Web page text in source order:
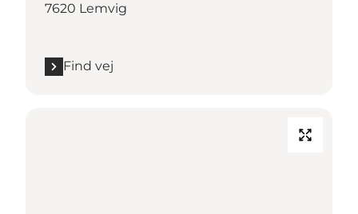
7620 Lemvig
Find vej